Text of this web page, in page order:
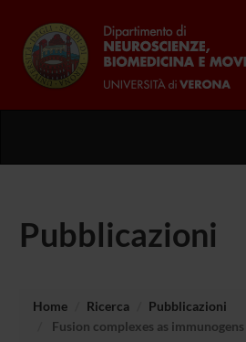
Pubblicazioni
Home Ricerca
Pubblicazioni
Fusion complexes as